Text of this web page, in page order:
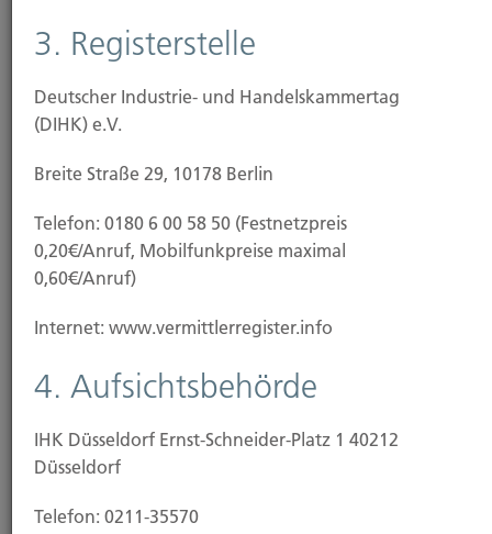
25.11.2025
Private Krankenversicherung: Steigende
Beitragserhöhungen bevor. Die Kosten für...
21.11.2025
Schäden richtig
3. Registerstelle
Deutscher Industrie- und Handelskammertag
(DIHK) e.V.
Breite Straße 29, 10178 Berlin
Telefon: 0180 6 00 58 50 (Festnetzpreis
0,20€/Anruf, Mobilfunkpreise maximal
0,60€/Anruf)
Internet: www.vermittlerregister.info
4. Aufsichtsbehörde
IHK Düsseldorf Ernst-Schneider-Platz 1 40212
Düsseldorf
Telefon: 0211-35570